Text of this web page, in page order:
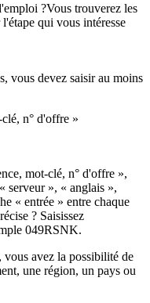
?Vous trouverez les
qui vous intéresse
vous devez saisir au moins
n° d'offre »
mot-clé, n° d'offre »,
serveur », « anglais »,
« entrée » entre chaque
? Saisissez
049RSNK.
avez la possibilité de
une région, un pays ou